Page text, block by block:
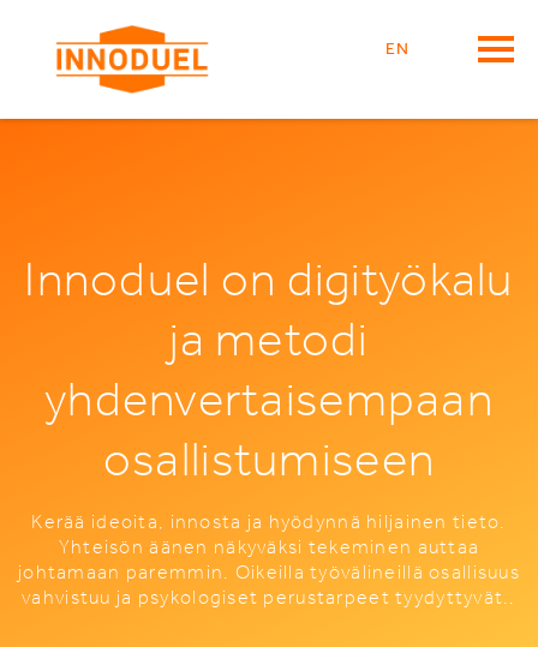
EN
Innoduel on digityökalu
ja metodi
yhdenvertaisempaan
osallistumiseen
Kerää ideoita, innosta ja hyödynnä hiljainen tieto.
Yhteisön äänen näkyväksi tekeminen auttaa
johtamaan paremmin. Oikeilla työvälineillä osallisuus
vahvistuu ja psykologiset perustarpeet tyydyttyvät..